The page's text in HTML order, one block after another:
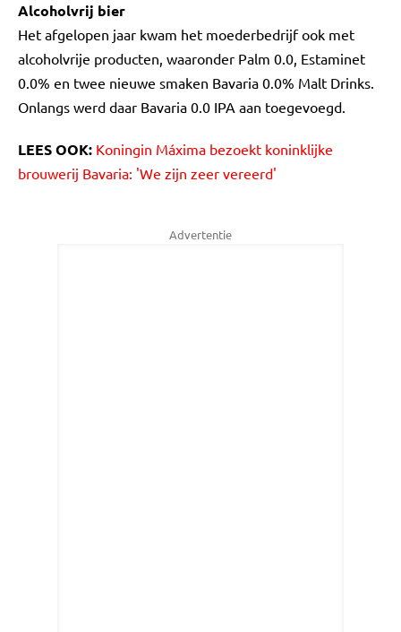
Alcoholvrij bier
Het afgelopen jaar kwam het moederbedrijf ook met
alcoholvrije producten, waaronder Palm 0.0, Estaminet
0.0% en twee nieuwe smaken Bavaria 0.0% Malt Drinks.
Onlangs werd daar Bavaria 0.0 IPA aan toegevoegd.
LEES OOK: Koningin Máxima bezoekt koninklijke
brouwerij Bavaria: 'We zijn zeer vereerd'
Advertentie